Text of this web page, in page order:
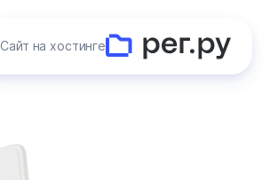
Сайт на хостинге